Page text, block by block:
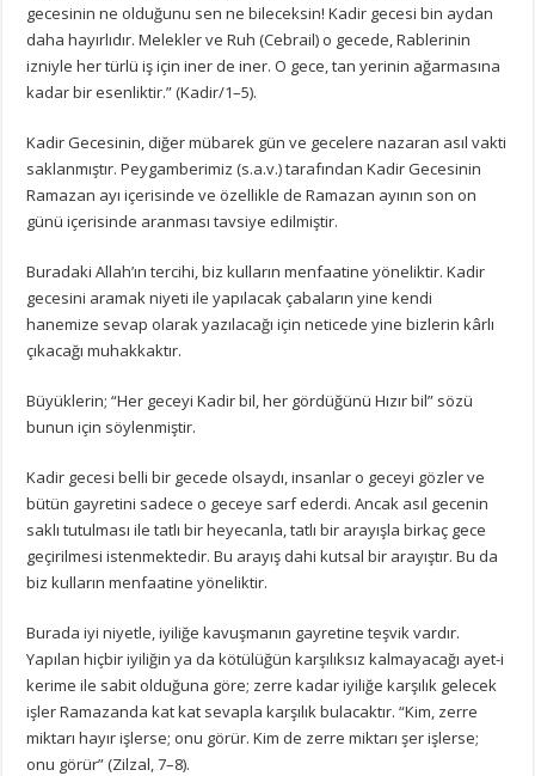
gecesinin ne olduğunu sen ne bileceksin! Kadir gecesi bin aydan
daha hayırlıdır. Melekler ve Ruh (Cebrail) o gecede, Rablerinin
izniyle her türlü iş için iner de iner. O gece, tan yerinin ağarmasına
kadar bir esenliktir.” (Kadir/1–5).
Kadir Gecesinin, diğer mübarek gün ve gecelere nazaran asıl vakti
saklanmıştır. Peygamberimiz (s.a.v.) tarafından Kadir Gecesinin
Ramazan ayı içerisinde ve özellikle de Ramazan ayının son on
günü içerisinde aranması tavsiye edilmiştir.
Buradaki Allah’ın tercihi, biz kulların menfaatine yöneliktir. Kadir
gecesini aramak niyeti ile yapılacak çabaların yine kendi
hanemize sevap olarak yazılacağı için neticede yine bizlerin kârlı
çıkacağı muhakkaktır.
Büyüklerin; “Her geceyi Kadir bil, her gördüğünü Hızır bil” sözü
bunun için söylenmiştir.
Kadir gecesi belli bir gecede olsaydı, insanlar o geceyi gözler ve
bütün gayretini sadece o geceye sarf ederdi. Ancak asıl gecenin
saklı tutulması ile tatlı bir heyecanla, tatlı bir arayışla birkaç gece
geçirilmesi istenmektedir. Bu arayış dahi kutsal bir arayıştır. Bu da
biz kulların menfaatine yöneliktir.
Burada iyi niyetle, iyiliğe kavuşmanın gayretine teşvik vardır.
Yapılan hiçbir iyiliğin ya da kötülüğün karşılıksız kalmayacağı ayet-i
kerime ile sabit olduğuna göre; zerre kadar iyiliğe karşılık gelecek
işler Ramazanda kat kat sevapla karşılık bulacaktır. “Kim, zerre
miktarı hayır işlerse; onu görür. Kim de zerre miktarı şer işlerse;
onu görür” (Zilzal, 7–8).